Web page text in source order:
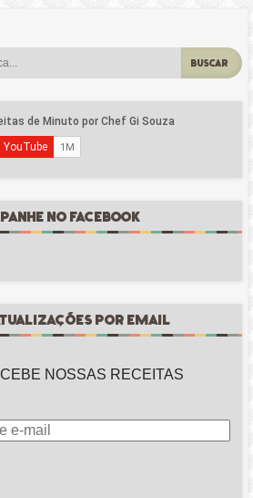
BUSCAR
NO FACEBOOK
POR EMAIL
NOSSAS RECEITAS